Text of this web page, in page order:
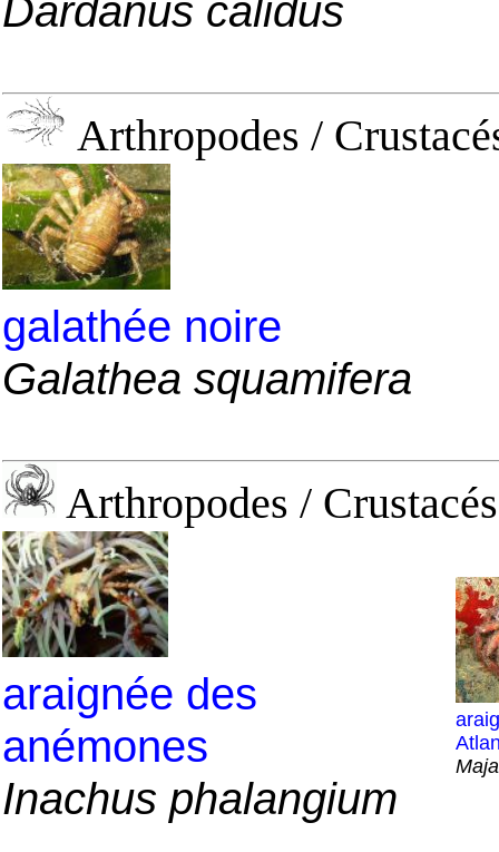
Dardanus calidus
Arthropodes /
galathée noire
Galathea squamifera
Arthropodes /
araignée des
anémones
Inachus phalangium